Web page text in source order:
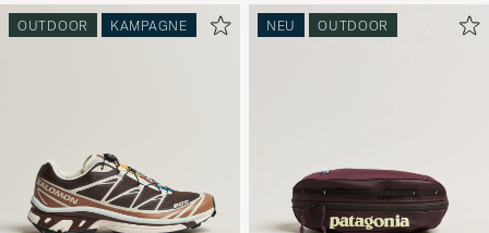
OUTDOOR KAMPAGNE NEU OUTDOOR